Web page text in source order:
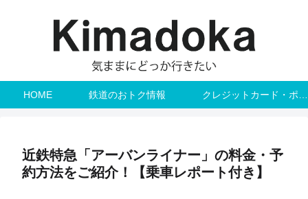
HOME 鉄道のおトク情報
近鉄特急「アーバンライナー」の料金・予
約方法をご紹介！【乗車レポート付き】